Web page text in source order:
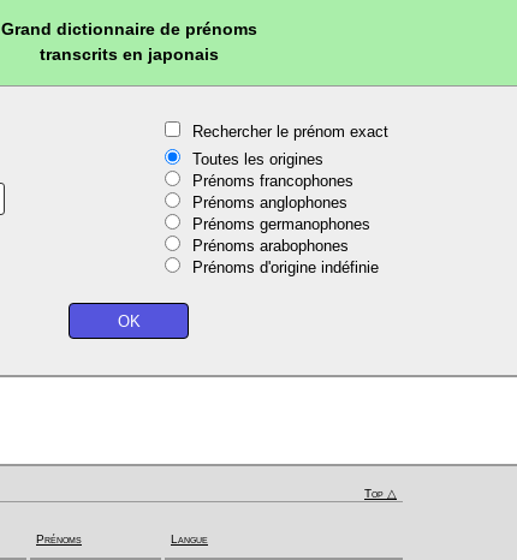
Grand dictionnaire de prénoms
transcrits en japonais
Rechercher le prénom exact
Toutes les origines
Prénoms francophones
Prénoms anglophones
Prénoms germanophones
Prénoms arabophones
Prénoms d'origine indéfinie
Top △
Prénoms Langue